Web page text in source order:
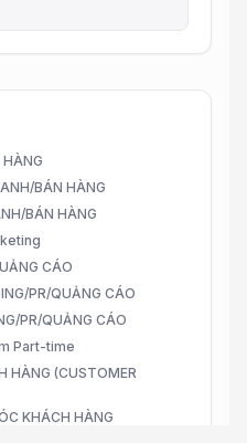
BÁN HÀNG
BÁN HÀNG
CÁO
PR/QUẢNG CÁO
PR/QUẢNG CÁO
Part-time
HÀNG (CUSTOMER
KHÁCH HÀNG